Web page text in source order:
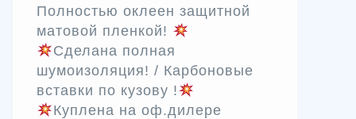
Полностью оклеен защитной
матовой пленкой!
Сделана полная
шумоизоляция! / Карбоновые
вставки по кузову !
Куплена на оф.дилере